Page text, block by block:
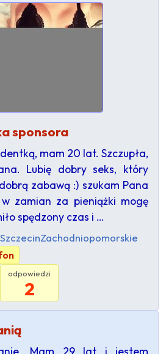
sponsora
mam 20 lat. Szczupła,
Lubię dobry seks, który
zabawą :) szukam Pana
zamian za pieniążki mogę
spędzony czas i …
SzczecinZachodniopomorskie
odpowiedzi
2